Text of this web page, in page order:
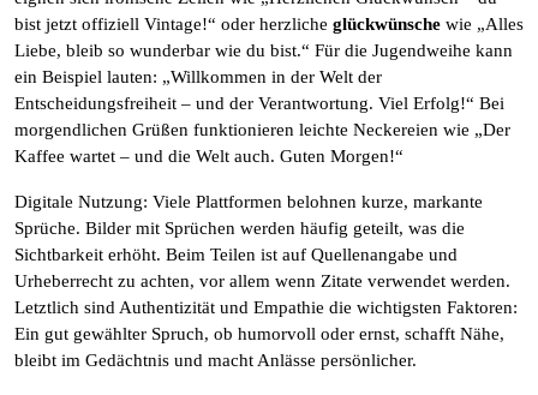
bist jetzt offiziell Vintage!“ oder herzliche glückwünsche wie „Alles
Liebe, bleib so wunderbar wie du bist.“ Für die Jugendweihe kann
ein Beispiel lauten: „Willkommen in der Welt der
Entscheidungsfreiheit – und der Verantwortung. Viel Erfolg!“ Bei
morgendlichen Grüßen funktionieren leichte Neckereien wie „Der
Kaffee wartet – und die Welt auch. Guten Morgen!“
Digitale Nutzung: Viele Plattformen belohnen kurze, markante
Sprüche. Bilder mit Sprüchen werden häufig geteilt, was die
Sichtbarkeit erhöht. Beim Teilen ist auf Quellenangabe und
Urheberrecht zu achten, vor allem wenn Zitate verwendet werden.
Letztlich sind Authentizität und Empathie die wichtigsten Faktoren:
Ein gut gewählter Spruch, ob humorvoll oder ernst, schafft Nähe,
bleibt im Gedächtnis und macht Anlässe persönlicher.